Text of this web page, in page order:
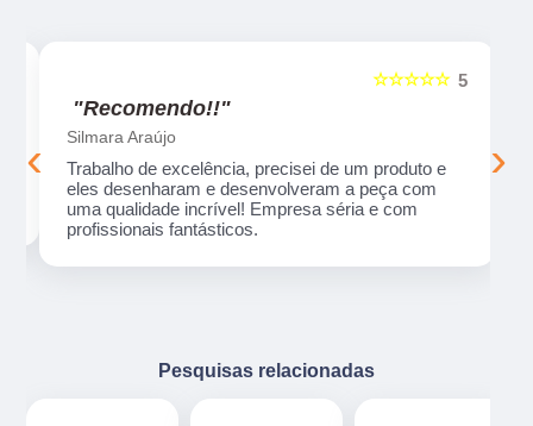
5
☆☆☆☆☆
"Recomendo!!"
Silmara Araújo
Trabalho de excelência, precisei de um produto e
eles desenharam e desenvolveram a peça com
uma qualidade incrível! Empresa séria e com
profissionais fantásticos.
‹ ›
Pesquisas relacionadas